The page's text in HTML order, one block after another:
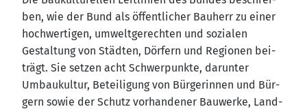
ben, wie der Bund als öffent­li­cher Bau­herr zu einer
hoch­wer­ti­gen, umwelt­ge­rech­ten und sozia­len
Gestal­tung von Städ­ten, Dör­fern und Regio­nen bei­
trägt. Sie set­zen acht Schwer­punk­te, dar­un­ter
Umbau­kul­tur, Betei­li­gung von Bür­ge­rin­nen und Bür­
gern sowie der Schutz vor­han­de­ner Bau­wer­ke, Land­